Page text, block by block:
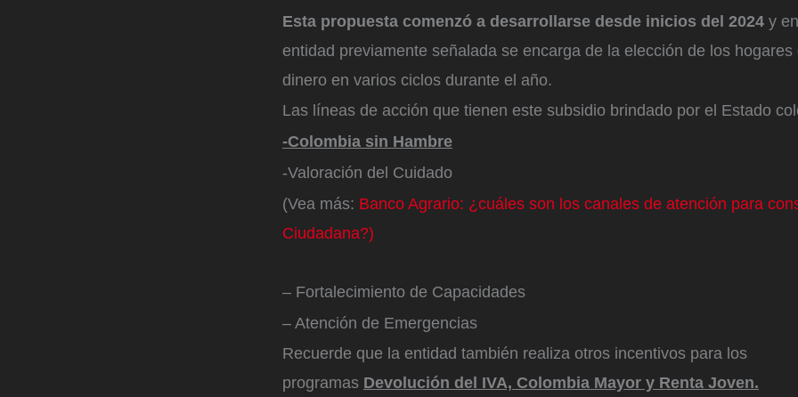
Esta propuesta comenzó a desarrollarse desde inicios del 2024 y
entidad previamente señalada se encarga de la elección de los hogares
dinero en varios ciclos durante el año.
Las líneas de acción que tienen este subsidio brindado por el Estado
-Colombia sin Hambre
-Valoración del Cuidado
(Vea más: Banco Agrario: ¿cuáles son los canales de atención para
Ciudadana?)
– Fortalecimiento de Capacidades
– Atención de Emergencias
Recuerde que la entidad también realiza otros incentivos para los
programas Devolución del IVA, Colombia Mayor y Renta Joven.